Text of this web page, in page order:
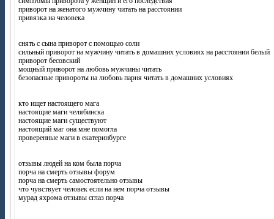
приворот на женатого мужчину читать на расстоянии
привязка на человека
снять с сына приворот с помощью соли
сильный приворот на мужчину читать в домашних условиях на расстоянии белый
приворот бесовский
мощный приворот на любовь мужчины читать
безопасные привороты на любовь парня читать в домашних условиях
кто ищет настоящего мага
настоящие маги челябинска
настоящие маги существуют
настоящий маг она мне помогла
проверенные маги в екатеринбурге
отзывы людей на ком была порча
порча на смерть отзывы форум
порча на смерть самостоятельно отзывы
что чувствует человек если на нем порча отзывы
мурад яхрома отзывы сглаз порча